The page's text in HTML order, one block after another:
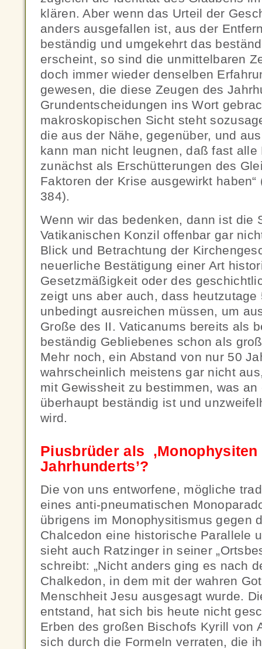
klären. Aber wenn das Urteil der
anders ausgefallen ist, aus der
beständig und umgekehrt das
erscheint, so sind die unmittelbaren
doch immer wieder denselben
gewesen, die diese Zeugen des
Grundentscheidungen ins Wort
makroskopischen Sicht steht
die aus der Nähe, gegenüber, und
kann man nicht leugnen, daß fast alle
zunächst als Erschütterungen des
Faktoren der Krise ausgewirkt
384).
Wenn wir das bedenken, dann ist die
Vatikanischen Konzil offenbar gar
Blick und Betrachtung der
neuerliche Bestätigung einer Art
Gesetzmäßigkeit oder des
zeigt uns aber auch, dass heutzutage
unbedingt ausreichen müssen, um
Große des II. Vaticanums bereits als
beständig Gebliebenes schon als
Mehr noch, ein Abstand von nur 50
wahrscheinlich meistens gar nicht
mit Gewissheit zu bestimmen, was
überhaupt beständig ist und
wird.
Piusbrüder als ‚Monophysiten
Jahrhunderts’?
Die von uns entworfene, mögliche
eines anti-pneumatischen
übrigens im Monophysitismus gegen
Chalcedon eine historische Parallele
sieht auch Ratzinger in seiner
schreibt: „Nicht anders ging es nach
Chalkedon, in dem mit der wahren
Menschheit Jesu ausgesagt wurde.
entstand, hat sich bis heute nicht
Erben des großen Bischofs Kyrill von
sich durch die Formeln verraten, die